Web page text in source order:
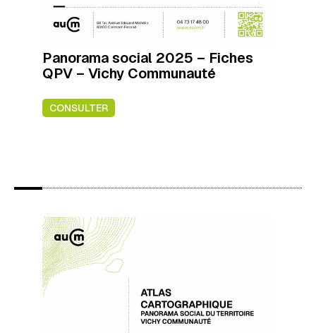
Panorama social 2025 – Fiches
QPV – Vichy Communauté
CONSULTER